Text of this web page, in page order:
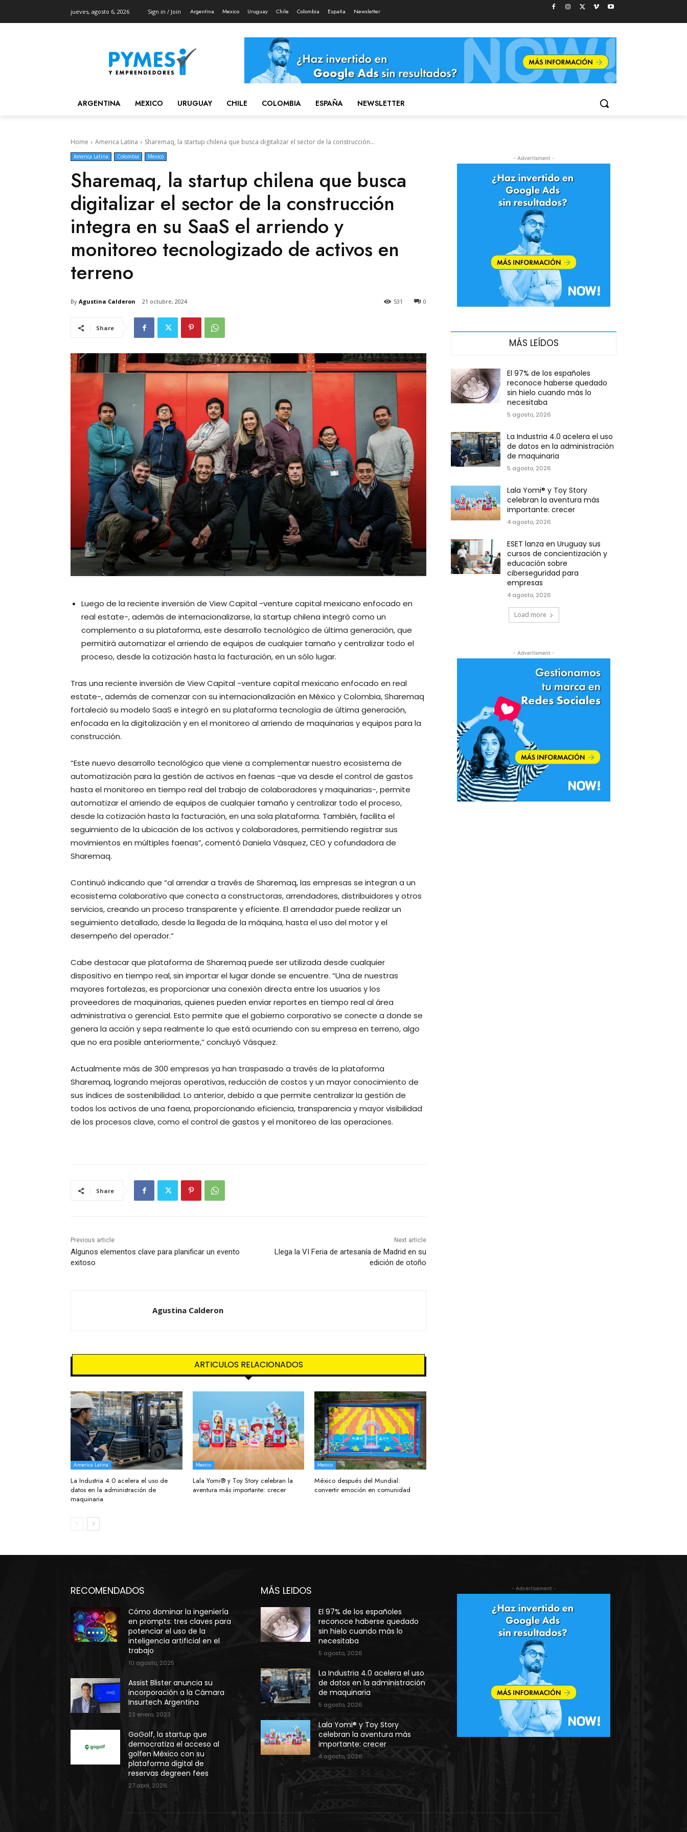
jueves, agosto 6, 2026 Sign in / Join Argentina Mexico Uruguay Chile Colombia España Newsletter
ARGENTINA MEXICO URUGUAY CHILE COLOMBIA ESPAÑA NEWSLETTER
Home America Latina Sharemaq, la startup chilena que busca digitalizar el sector de la construcción...
America Latina Colombia Mexico
Sharemaq, la startup chilena que busca
digitalizar el sector de la construcción
integra en su SaaS el arriendo y
monitoreo tecnologizado de activos en
terreno
By Agustina Calderon 21 octubre, 2024 0
531
Share
Luego de la reciente inversión de View Capital -venture capital mexicano enfocado en
real estate-, además de internacionalizarse, la startup chilena integró como un
complemento a su plataforma, este desarrollo tecnológico de última generación, que
permitirá automatizar el arriendo de equipos de cualquier tamaño y centralizar todo el
proceso, desde la cotización hasta la facturación, en un sólo lugar.
Tras una reciente inversión de View Capital -venture capital mexicano enfocado en real
estate-, además de comenzar con su internacionalización en México y Colombia, Sharemaq
fortaleció su modelo SaaS e integró en su plataforma tecnología de última generación,
enfocada en la digitalización y en el monitoreo al arriendo de maquinarias y equipos para la
construcción.
“Este nuevo desarrollo tecnológico que viene a complementar nuestro ecosistema de
automatización para la gestión de activos en faenas -que va desde el control de gastos
hasta el monitoreo en tiempo real del trabajo de colaboradores y maquinarias-, permite
automatizar el arriendo de equipos de cualquier tamaño y centralizar todo el proceso,
desde la cotización hasta la facturación, en una sola plataforma. También, facilita el
seguimiento de la ubicación de los activos y colaboradores, permitiendo registrar sus
movimientos en múltiples faenas”, comentó Daniela Vásquez, CEO y cofundadora de
Sharemaq.
Continuó indicando que “al arrendar a través de Sharemaq, las empresas se integran a un
ecosistema colaborativo que conecta a constructoras, arrendadores, distribuidores y otros
servicios, creando un proceso transparente y eficiente. El arrendador puede realizar un
seguimiento detallado, desde la llegada de la máquina, hasta el uso del motor y el
desempeño del operador.”
Cabe destacar que plataforma de Sharemaq puede ser utilizada desde cualquier
dispositivo en tiempo real, sin importar el lugar donde se encuentre. “Una de nuestras
mayores fortalezas, es proporcionar una conexión directa entre los usuarios y los
proveedores de maquinarias, quienes pueden enviar reportes en tiempo real al área
administrativa o gerencial. Esto permite que el gobierno corporativo se conecte a donde se
genera la acción y sepa realmente lo que está ocurriendo con su empresa en terreno, algo
que no era posible anteriormente,” concluyó Vásquez.
Actualmente más de 300 empresas ya han traspasado a través de la plataforma
Sharemaq, logrando mejoras operativas, reducción de costos y un mayor conocimiento de
sus índices de sostenibilidad. Lo anterior, debido a que permite centralizar la gestión de
todos los activos de una faena, proporcionando eficiencia, transparencia y mayor visibilidad
de los procesos clave, como el control de gastos y el monitoreo de las operaciones.
Share
Previous article
Algunos elementos clave para planificar un evento
exitoso
Next article
Llega la VI Feria de artesanía de Madrid en su
edición de otoño
Agustina Calderon
ARTICULOS RELACIONADOS
America Latina
La Industria 4.0 acelera el uso de
datos en la administración de
maquinaria
Mexico
Lala Yomi® y Toy Story celebran la
aventura más importante: crecer
Mexico
México después del Mundial:
convertir emoción en comunidad
- Advertisment -
MÁS LEÍDOS
El 97% de los españoles
reconoce haberse quedado
sin hielo cuando más lo
necesitaba
5 agosto, 2026
La Industria 4.0 acelera el uso
de datos en la administración
de maquinaria
5 agosto, 2026
Lala Yomi® y Toy Story
celebran la aventura más
importante: crecer
4 agosto, 2026
ESET lanza en Uruguay sus
cursos de concientización y
educación sobre
ciberseguridad para
empresas
4 agosto, 2026
Load more
- Advertisment -
RECOMENDADOS
Cómo dominar la ingeniería
en prompts: tres claves para
potenciar el uso de la
inteligencia artificial en el
trabajo
10 agosto, 2025
Assist Blister anuncia su
incorporación a la Cámara
Insurtech Argentina
23 enero, 2023
GoGolf, la startup que
democratiza el acceso al
golfen México con su
plataforma digital de
reservas degreen fees
27 abril, 2026
MÁS LEIDOS
El 97% de los españoles
reconoce haberse quedado
sin hielo cuando más lo
necesitaba
5 agosto, 2026
La Industria 4.0 acelera el uso
de datos en la administración
de maquinaria
5 agosto, 2026
Lala Yomi® y Toy Story
celebran la aventura más
importante: crecer
4 agosto, 2026
- Advertisement -